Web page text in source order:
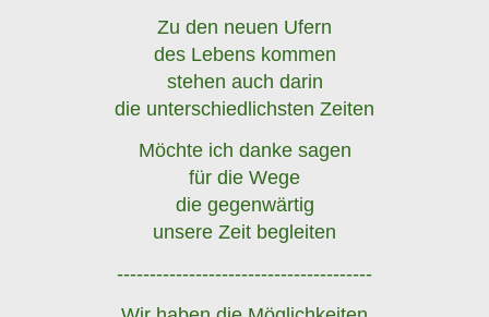
Zu den neuen Ufern
des Lebens kommen
stehen auch darin
die unterschiedlichsten Zeiten
Möchte ich danke sagen
für die Wege
die gegenwärtig
unsere Zeit begleiten
---------------------------------------